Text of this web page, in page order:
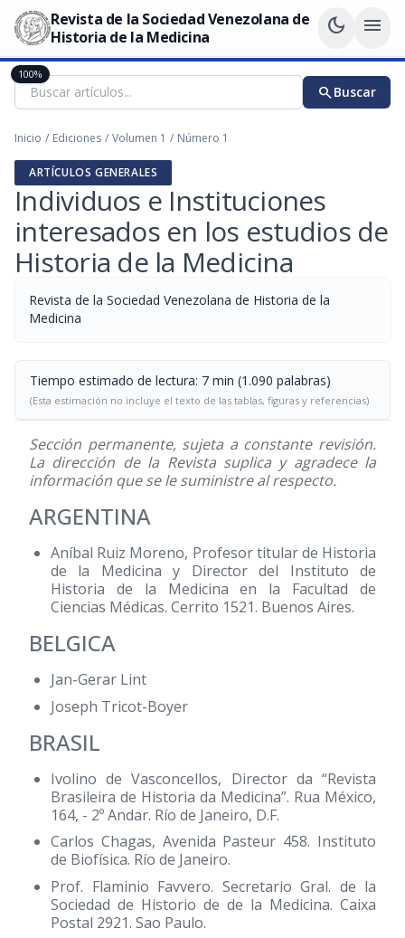
Revista de la Sociedad Venezolana de
Historia de la Medicina
dark_mode menu
searchBuscar
Inicio / Ediciones / Volumen 1 / Número 1
ARTÍCULOS GENERALES
Individuos e Instituciones
interesados en los estudios de
Historia de la Medicina
Revista de la Sociedad Venezolana de Historia de la
Medicina
Tiempo estimado de lectura: 7 min (1.090 palabras)
(Esta estimación no incluye el texto de las tablas, figuras y referencias)
Sección permanente, sujeta a constante revisión.
La dirección de la Revista suplica y agradece la
información que se le suministre al respecto.
ARGENTINA
Aníbal Ruiz Moreno, Profesor titular de Historia
de la Medicina y Director del Instituto de
Historia de la Medicina en la Facultad de
Ciencias Médicas. Cerrito 1521. Buenos Aires.
BELGICA
Jan-Gerar Lint
Joseph Tricot-Boyer
BRASIL
Ivolino de Vasconcellos, Director da “Revista
Brasileira de Historia da Medicina”. Rua México,
164, - 2º Andar. Río de Janeiro, D.F.
Carlos Chagas, Avenida Pasteur 458. Instituto
de Biofísica. Río de Janeiro.
Prof. Flaminio Favvero. Secretario Gral. de la
Sociedad de Historio de de la Medicina. Caixa
Postal 2921. Sao Paulo.
100%